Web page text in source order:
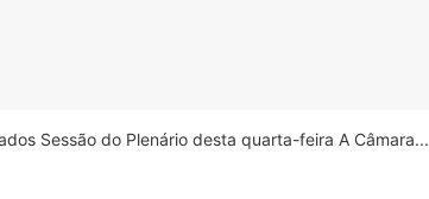
Sessão do Plenário desta quarta-feira A Câmara...